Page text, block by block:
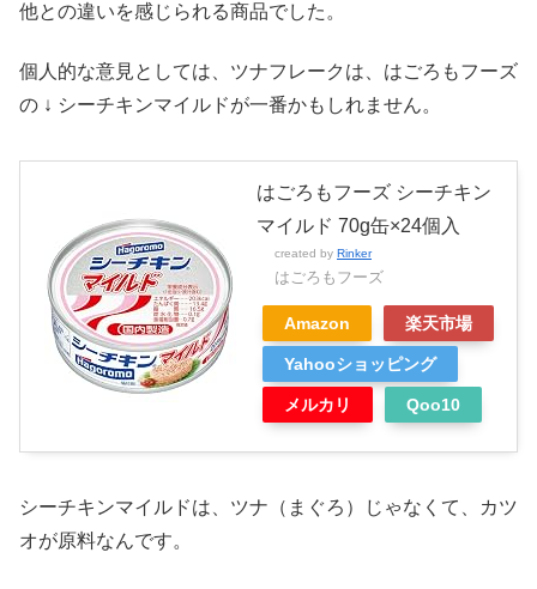
他との違いを感じられる商品でした。
個人的な意見としては、ツナフレークは、はごろもフーズ
の ↓ シーチキンマイルドが一番かもしれません。
はごろもフーズ シーチキン
マイルド 70g缶×24個入
created by Rinker
はごろもフーズ
Amazon 楽天市場
Yahooショッピング
メルカリ Qoo10
シーチキンマイルドは、ツナ（まぐろ）じゃなくて、カツ
オが原料なんです。